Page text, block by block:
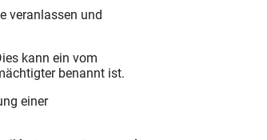
veranlassen und
kann ein vom
benannt ist.
einer